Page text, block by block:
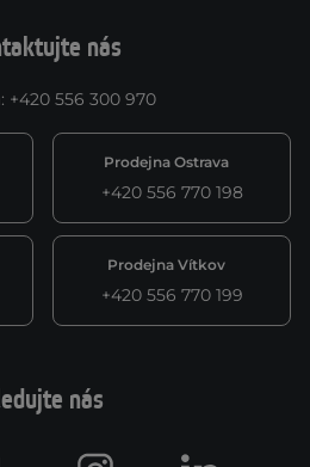
nás
: +420 556 300 970
Prodejna Ostrava
+420 556 770 198
Prodejna Vítkov
+420 556 770 199
nás